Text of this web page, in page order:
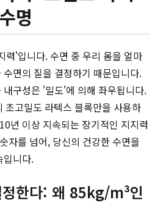
명
력'입니다. 수면 중 우리 몸을 얼마
면의 질을 결정하기 때문입니다.
구성은 '밀도'에 의해 좌우됩니다.
고밀도 라텍스 블록만을 사용하
년 이상 지속되는 장기적인 지지력
자를 넘어, 당신의 건강한 수면을
입니다.
정한다: 왜 85kg/m³인